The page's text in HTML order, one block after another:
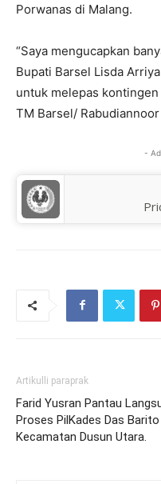
Porwanas di Malang.
“Saya mengucapkan
Bupati Barsel Lisda
untuk melepas
TM Barsel/ Rabudiannoor
-
Artikulli paraprak
Farid Yusran Pantau
Proses PilKades Das Barito
Kecamatan Dusun Utara.